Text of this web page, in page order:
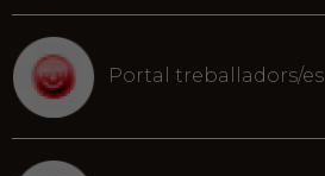
Portal treballadors/es